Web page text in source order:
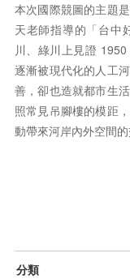
本次國際競圖的主題
天老師指導的「台中
川、綠川上見證
逐漸被現代化的人工
善，卻也造就都市生
照常見吊腳樓的模距
動帶來河岸內外空間
分類